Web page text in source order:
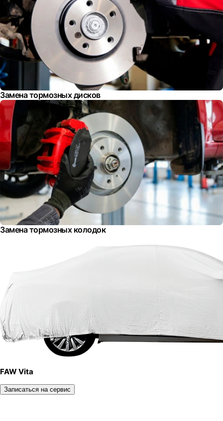
Замена тормозных дисков
Замена тормозных колодок
FAW Vita
Записаться на сервис